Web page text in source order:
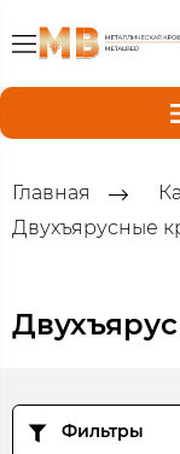
Главная
Двухъярусные
Фильтры